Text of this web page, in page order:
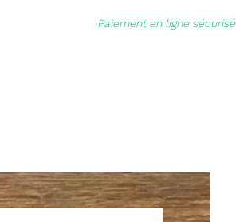
Paiement en ligne sécurisé